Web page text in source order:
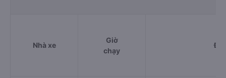
Nhà xe
Giờ
chạy